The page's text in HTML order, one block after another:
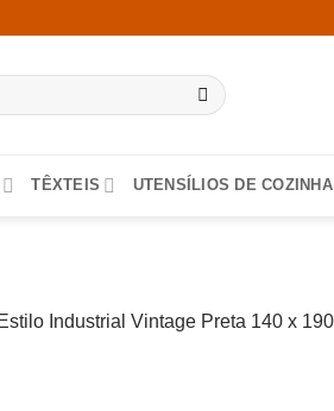
TÊXTEIS UTENSÍLIOS DE COZINHA